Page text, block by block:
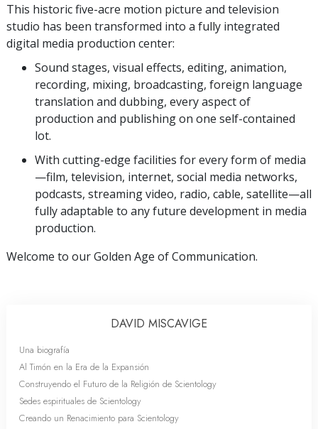
This historic five-acre motion picture and television
studio has been transformed into a fully integrated
digital media production center:
Sound stages, visual effects, editing, animation,
recording, mixing, broadcasting, foreign language
translation and dubbing, every aspect of
production and publishing on one self-contained
lot.
With cutting-edge facilities for every form of media
—film, television, internet, social media networks,
podcasts, streaming video, radio, cable, satellite—all
fully adaptable to any future development in media
production.
Welcome to our Golden Age of Communication.
DAVID MISCAVIGE
Una biografía
Al Timón en la Era de la Expansión
Construyendo el Futuro de la Religión de Scientology
Sedes espirituales de Scientology
Creando un Renacimiento para Scientology